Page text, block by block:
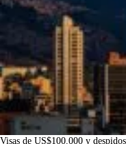
Visas de US$100.000 y